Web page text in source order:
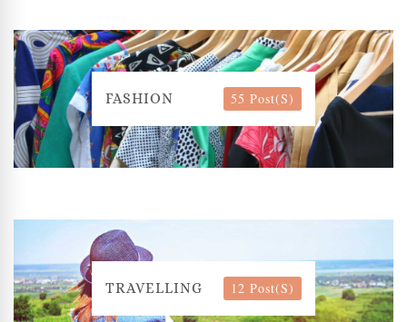
FASHION 55 Post(s)
TRAVELLING 12 Post(s)